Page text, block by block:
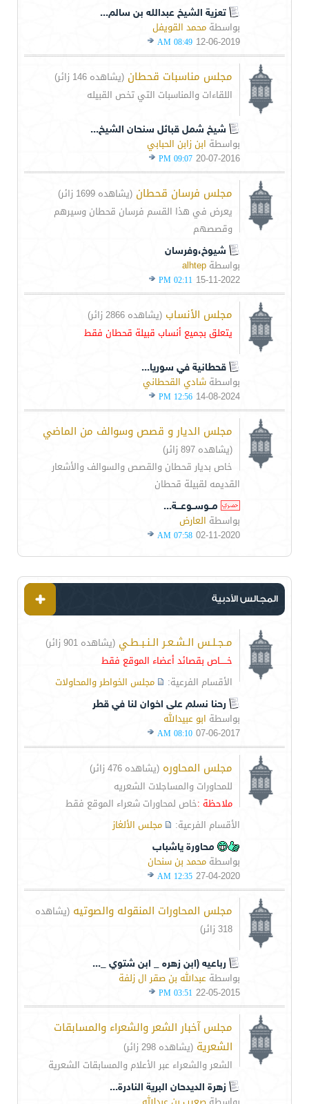
تعزية الشيخ عبدالله بن سالم...
بواسطة محمد القويفل
12-06-2019
08:49 AM
مجلس مناسبات قحطان (يشاهده 146 زائر)
اللقاءات والمناسبات التي تخص القبيله
شيخ شمل قبائل سنحان الشيخ...
بواسطة ابن زابن الحبابي
20-07-2016
09:07 PM
مجلس فرسان قحطان (يشاهده 1699 زائر)
يعرض في هذا القسم فرسان قحطان وسيرهم
وقصصهم
شيوخ،وفرسان
بواسطة alhtep
15-11-2022
02:11 PM
مجلس الأنساب (يشاهده 2866 زائر)
يتعلق بجميع أنساب قبيلة قحطان فقط
قحطانية في سوريا...
بواسطة شادي القحطاني
14-08-2024
12:56 PM
مجلس الديار و قصص وسوالف من الماضي
(يشاهده 897 زائر)
خاص بديار قحطان والقصص والسوالف والأشعار
القديمه لقبيلة قحطان
مــوســوعـــة...
بواسطة العارض
02-11-2020
07:58 AM
المجالس الأدبية
مـجـلـس الـشـعـر الـنـبـطـي (يشاهده 901 زائر)
خـــــاص بقصائد أعضاء الموقع فقط
الأقسام الفرعية:
مجلس الخواطر والمحاولات
رحنا نسلم على اخوان لنا في قطر
بواسطة ابو عبيدالله
07-06-2017
08:10 AM
مجلس المحاوره (يشاهده 476 زائر)
للمحاورات والمساجلات الشعريه
ملاحظة :خاص لمحاورات شعراء الموقع فقط
الأقسام الفرعية:
مجلس الألغاز
محاورة ياشباب
بواسطة محمد بن سنحان
27-04-2020
12:35 AM
مجلس المحاورات المنقوله والصوتيه (يشاهده
318 زائر)
رباعيه (ابن زهره _ ابن شتوي _...
بواسطة عبدالله بن صقر ال زلفة
22-05-2015
03:51 PM
مجلس آخبار الشعر والشعراء والمسابقات
الشعرية (يشاهده 298 زائر)
الشعر والشعراء عبر الأعلام والمسابقات الشعرية
زهرة الديدحان البرية النادرة...